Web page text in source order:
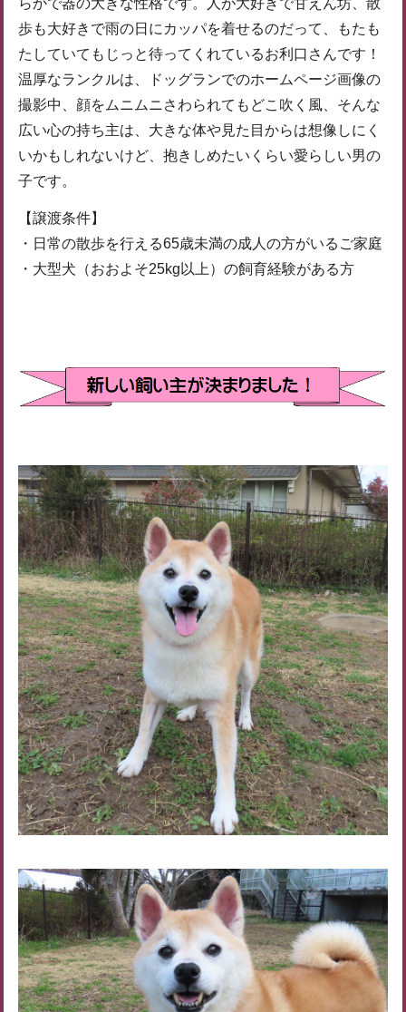
歩も大好きで雨の日にカッパを着せるのだって、もたも
たしていてもじっと待ってくれているお利口さんです！
温厚なランクルは、ドッグランでのホームページ画像の
撮影中、顔をムニムニさわられてもどこ吹く風、そんな
広い心の持ち主は、大きな体や見た目からは想像しにく
いかもしれないけど、抱きしめたいくらい愛らしい男の
子です。
【譲渡条件】
・日常の散歩を行える65歳未満の成人の方がいるご家庭
・大型犬（おおよそ25kg以上）の飼育経験がある方